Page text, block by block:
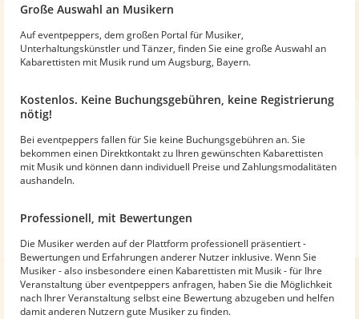
Große Auswahl an Musikern
Auf eventpeppers, dem großen Portal für Musiker,
Unterhaltungskünstler und Tänzer, finden Sie eine große Auswahl an
Kabarettisten mit Musik rund um Augsburg, Bayern.
Kostenlos. Keine Buchungsgebühren, keine Registrierung
nötig!
Bei eventpeppers fallen für Sie keine Buchungsgebühren an. Sie
bekommen einen Direktkontakt zu Ihren gewünschten Kabarettisten
mit Musik und können dann individuell Preise und Zahlungsmodalitäten
aushandeln.
Professionell, mit Bewertungen
Die Musiker werden auf der Plattform professionell präsentiert -
Bewertungen und Erfahrungen anderer Nutzer inklusive. Wenn Sie
Musiker - also insbesondere einen Kabarettisten mit Musik - für Ihre
Veranstaltung über eventpeppers anfragen, haben Sie die Möglichkeit
nach Ihrer Veranstaltung selbst eine Bewertung abzugeben und helfen
damit anderen Nutzern gute Musiker zu finden.